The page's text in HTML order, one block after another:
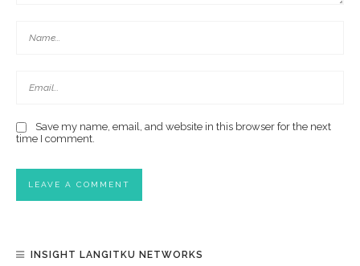
Save my name, email, and website in this browser for the next
time I comment.
INSIGHT LANGITKU NETWORKS